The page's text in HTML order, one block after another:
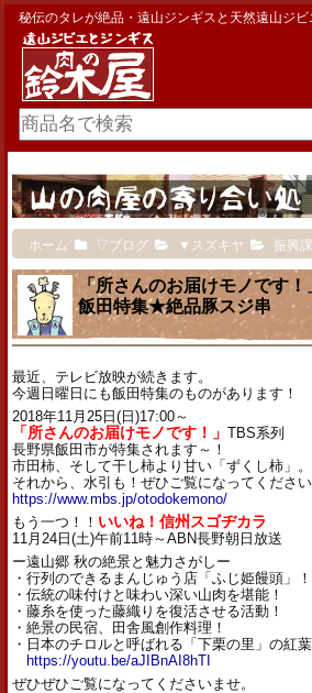
秘伝のタレが絶品・遠山ジンギスと天然遠山ジビ
ホーム ▽ブログ ▼スズキヤ 振興
「所さんのお届けモノです
飯田特集★絶品豚スジ串
最近、テレビ放映が続きます。
今週日曜日にも飯田特集のものがあります！
2018年11月25日(日)17:00～
「所さんのお届けモノです！」TBS系列
長野県飯田市が特集されます～！
市田柿、そして干し柿より甘い「ずくし柿」。
それから、水引も！ぜひご覧になってください
https://www.mbs.jp/otodokemono/
もう一つ！！ いいね！信州スゴヂカラ
11月24日(土)午前11時～ABN長野朝日放送
ー遠山郷 秋の絶景と魅力さがしー
・行列のできるまんじゅう店「ふじ姫饅頭」！
・伝統の味付けと味わい深い山肉を堪能！
・藤糸を使った藤織りを復活させる活動！
・絶景の民宿、田舎風創作料理！
・日本のチロルと呼ばれる「下栗の里」の紅葉
https://youtu.be/aJIBnAI8hTI
ぜひぜひご覧になってくださいませ。